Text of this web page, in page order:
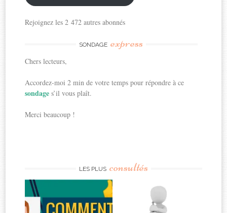
Rejoignez les 2 472 autres abonnés
SONDAGE express
Chers lecteurs,
Accordez-moi 2 min de votre temps pour répondre à ce
sondages’il vous plaît.
Merci beaucoup !
LES PLUS consultés